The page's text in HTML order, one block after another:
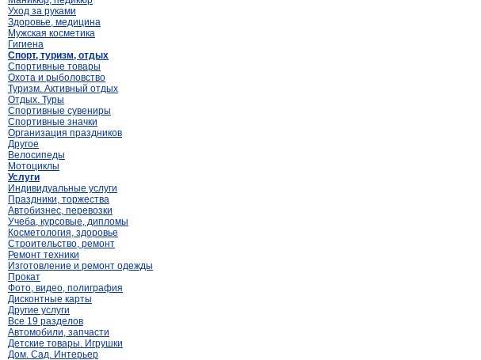
Уход за руками
Здоровье, медицина
Мужская косметика
Гигиена
Спорт, туризм, отдых
Спортивные товары
Охота и рыболовство
Туризм. Активный отдых
Отдых. Туры
Спортивные сувениры
Спортивные значки
Организация праздников
Другое
Велосипеды
Мотоциклы
Услуги
Индивидуальные услуги
Праздники, торжества
Автобизнес, перевозки
Учеба, курсовые, дипломы
Косметология, здоровье
Строительство, ремонт
Ремонт техники
Изготовление и ремонт одежды
Прокат
Фото, видео, полиграфия
Дисконтные карты
Другие услуги
Все 19 разделов
Автомобили, запчасти
Детские товары. Игрушки
Дом. Сад. Интерьер